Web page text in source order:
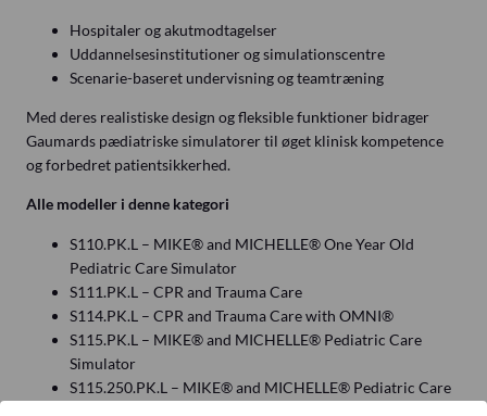
Hospitaler og akutmodtagelser
Uddannelsesinstitutioner og simulationscentre
Scenarie-baseret undervisning og teamtræning
Med deres realistiske design og fleksible funktioner bidrager
Gaumards pædiatriske simulatorer til øget klinisk kompetence
og forbedret patientsikkerhed.
Alle modeller i denne kategori
S110.PK.L – MIKE® and MICHELLE® One Year Old
Pediatric Care Simulator
S111.PK.L – CPR and Trauma Care
S114.PK.L – CPR and Trauma Care with OMNI®
S115.PK.L – MIKE® and MICHELLE® Pediatric Care
Simulator
S115.250.PK.L – MIKE® and MICHELLE® Pediatric Care